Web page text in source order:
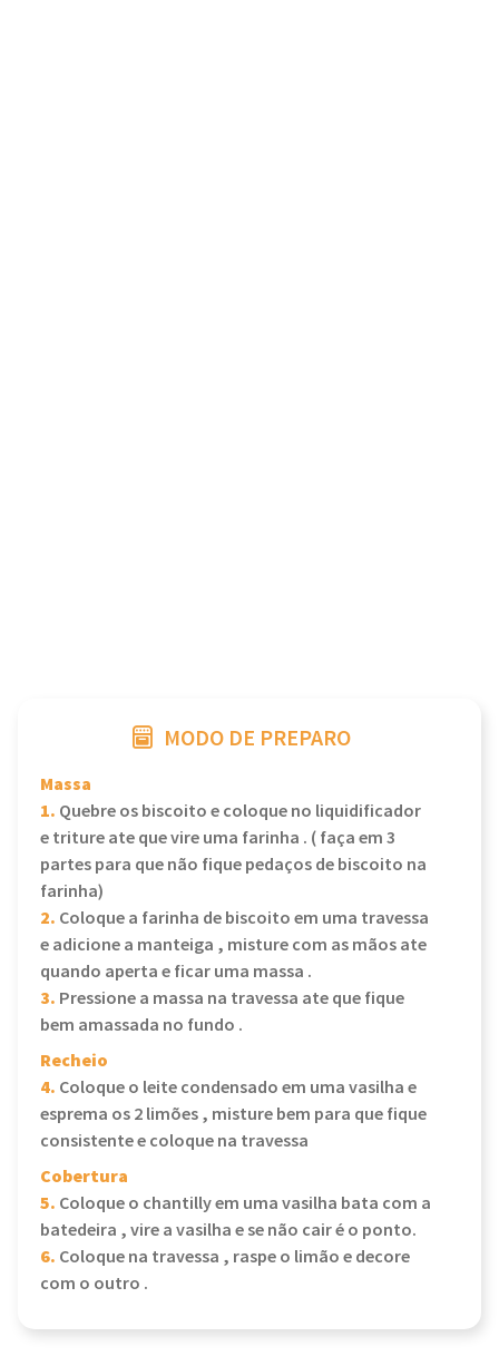
MODO DE PREPARO
Massa
1. Quebre os biscoito e coloque no liquidificador
e triture ate que vire uma farinha . ( faça em 3
partes para que não fique pedaços de biscoito na
farinha)
2. Coloque a farinha de biscoito em uma travessa
e adicione a manteiga , misture com as mãos ate
quando aperta e ficar uma massa .
3. Pressione a massa na travessa ate que fique
bem amassada no fundo .
Recheio
4. Coloque o leite condensado em uma vasilha e
esprema os 2 limões , misture bem para que fique
consistente e coloque na travessa
Cobertura
5. Coloque o chantilly em uma vasilha bata com a
batedeira , vire a vasilha e se não cair é o ponto.
6. Coloque na travessa , raspe o limão e decore
com o outro .